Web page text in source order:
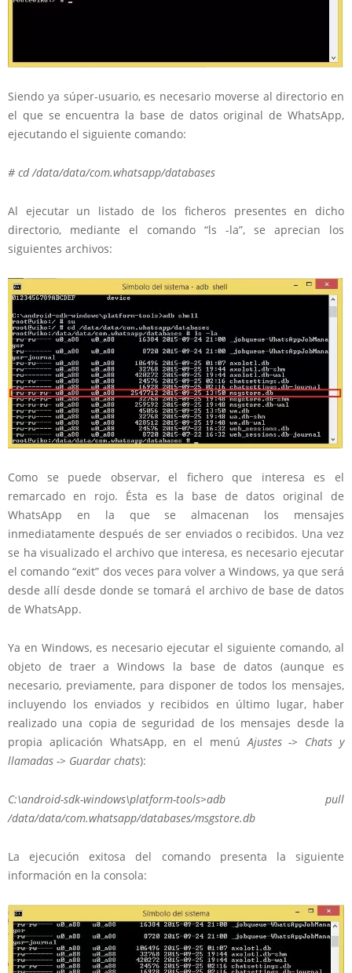
Siendo ya súper-usuario, es necesario moverse al directorio en
el que se encuentra la base de datos original de WhatsApp,
ejecutando el siguiente comando:
# cd /data/data/com.whatsapp/databases
Al ejecutar un listado de los ficheros presentes en dicho
directorio, mediante el comando “ls -la”, se aprecian los
siguientes archivos:
Como se puede observar, el fichero que interesa es el
remarcado en rojo. Ésta es la base de datos original de
WhatsApp en la que se almacenan los mensajes
inmediatamente después de ser enviados o recibidos. Una vez
se ha visualizado el archivo que interesa, es necesario ejecutar
el comando “exit” dos veces para volver a Windows, ya que será
desde allí desde donde se tomará el archivo de base de datos
de WhatsApp.
Ya en Windows, es necesario ejecutar el siguiente comando, al
objeto de traer a Windows la base de datos (aunque es
necesario, previamente, para disponer de todos los mensajes,
incluyendo los enviados y recibidos en último lugar, haber
realizado una copia de seguridad de los mensajes desde la
propia aplicación WhatsApp, en el menúAjustes -> Chats y
llamadas -> Guardar chats):
C:\android-sdk-windows\platform-tools>adb pull
/data/data/com.whatsapp/databases/msgstore.db
La ejecución exitosa del comando presenta la siguiente
información en la consola: